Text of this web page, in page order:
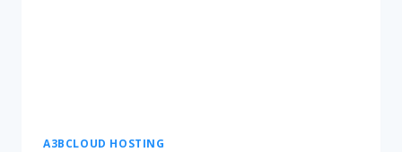
A3BCLOUD HOSTING